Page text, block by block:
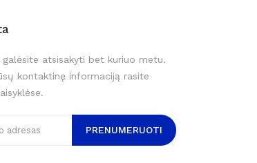
galėsite atsisakyti bet kuriuo metu.
kontaktinę informaciją rasite